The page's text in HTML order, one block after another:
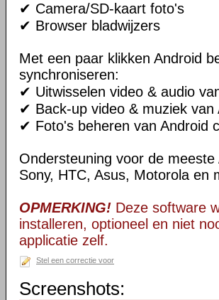
✔ Camera/SD-kaart foto's
✔ Browser bladwijzers
Met een paar klikken Android
synchroniseren:
✔ Uitwisselen video & audio
✔ Back-up video & muziek van
✔ Foto's beheren van Android
Ondersteuning voor de
Sony, HTC, Asus, Motorola en
OPMERKING! Deze software
installeren, optioneel en niet
applicatie zelf.
Stel een correctie voor
Screenshots: